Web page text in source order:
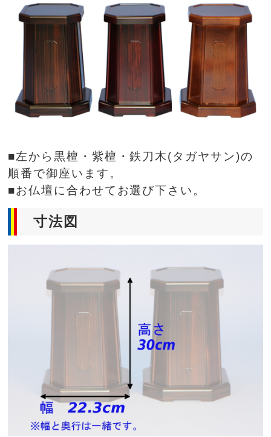
■左から黒檀・紫檀・鉄刀木(タガヤサン)の
順番で御座います。
■お仏壇に合わせてお選び下さい。
寸法図